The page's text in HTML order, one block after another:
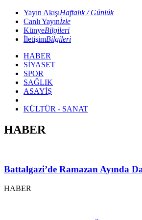
Yayın AkışıHaftalık / Günlük
Canlı Yayınİzle
KünyeBilgileri
İletişimBilgileri
HABER
SİYASET
SPOR
SAĞLIK
ASAYİŞ
KÜLTÜR - SANAT
HABER
Battalgazi’de Ramazan Ayında
HABER